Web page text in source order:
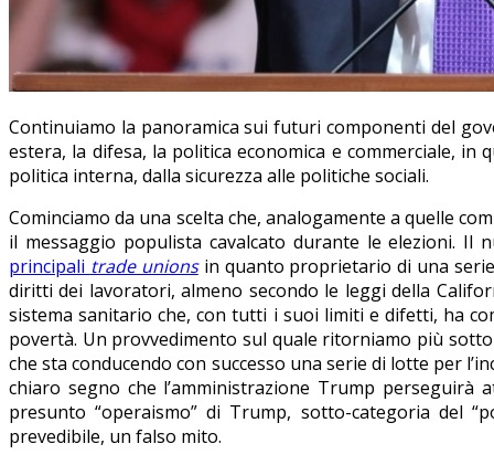
Continuiamo la panoramica sui futuri componenti del
estera, la difesa, la politica economica e commerciale,
politica interna, dalla sicurezza alle politiche sociali.
Cominciamo da una scelta che, analogamente a quelle
il messaggio populista cavalcato durante le elezioni. Il
principali trade unionsin quanto proprietario di una
diritti dei lavoratori, almeno secondo le leggi della
sistema sanitario che, con tutti i suoi limiti e difetti, ha
povertà. Un provvedimento sul quale ritorniamo più
che sta conducendo con successo una serie di lotte per
chiaro segno che l’amministrazione Trump
presunto “operaismo” di Trump, sotto-categoria del
prevedibile, un falso mito.